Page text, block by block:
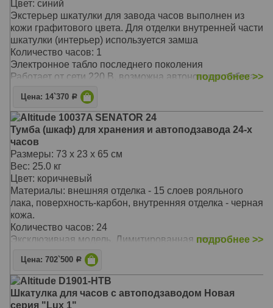
Цвет: синий
Экстерьер шкатулки для завода часов выполнен из
кожи графитового цвета. Для отделки внутренней части
шкатулки (интерьер) используется замша
Количество часов: 1
Электронное табло последнего поколения
Работает от сети 220 В, возможна автономная работа
от батареек (2 штуки, тип D). Адаптер в комплекте.
Идеально подходит для автоподзавода большинства
механических часов
Возможность выбора пользовательского режима и
регулировка количества оборотов
Основной режим - 1800 оборотов в сутки
Подушечка и держатель - универсальные, размер
регулируется под конкретные часы
подробнее >>
Цена: 14`370 Р
Altitude 10037A SENATOR 24
Тумба (шкаф) для хранения и автоподзавода 24-х
часов
Размеры: 73 х 23 х 65 см
Вес: 25.0 кг
Цвет: коричневый
Материалы: внешняя отделка - 15 слоев рояльного
лака, поверхность-карбон, внутренняя отделка - черная
кожа.
Количество часов: 24
Эксклюзивная модель. Лимитированная серия
Индикатор включения
Светодиодная подсветка
Замок повышенной секретности
Циклический режим: 6 минут движения - 30 минут
перерыв - 6 минут движения; Изменение направления
подробнее >>
Цена: 702`500 Р
Altitude D1901-HTB
Шкатулка для часов с автоподзаводом Новая
серия "Lux 1"